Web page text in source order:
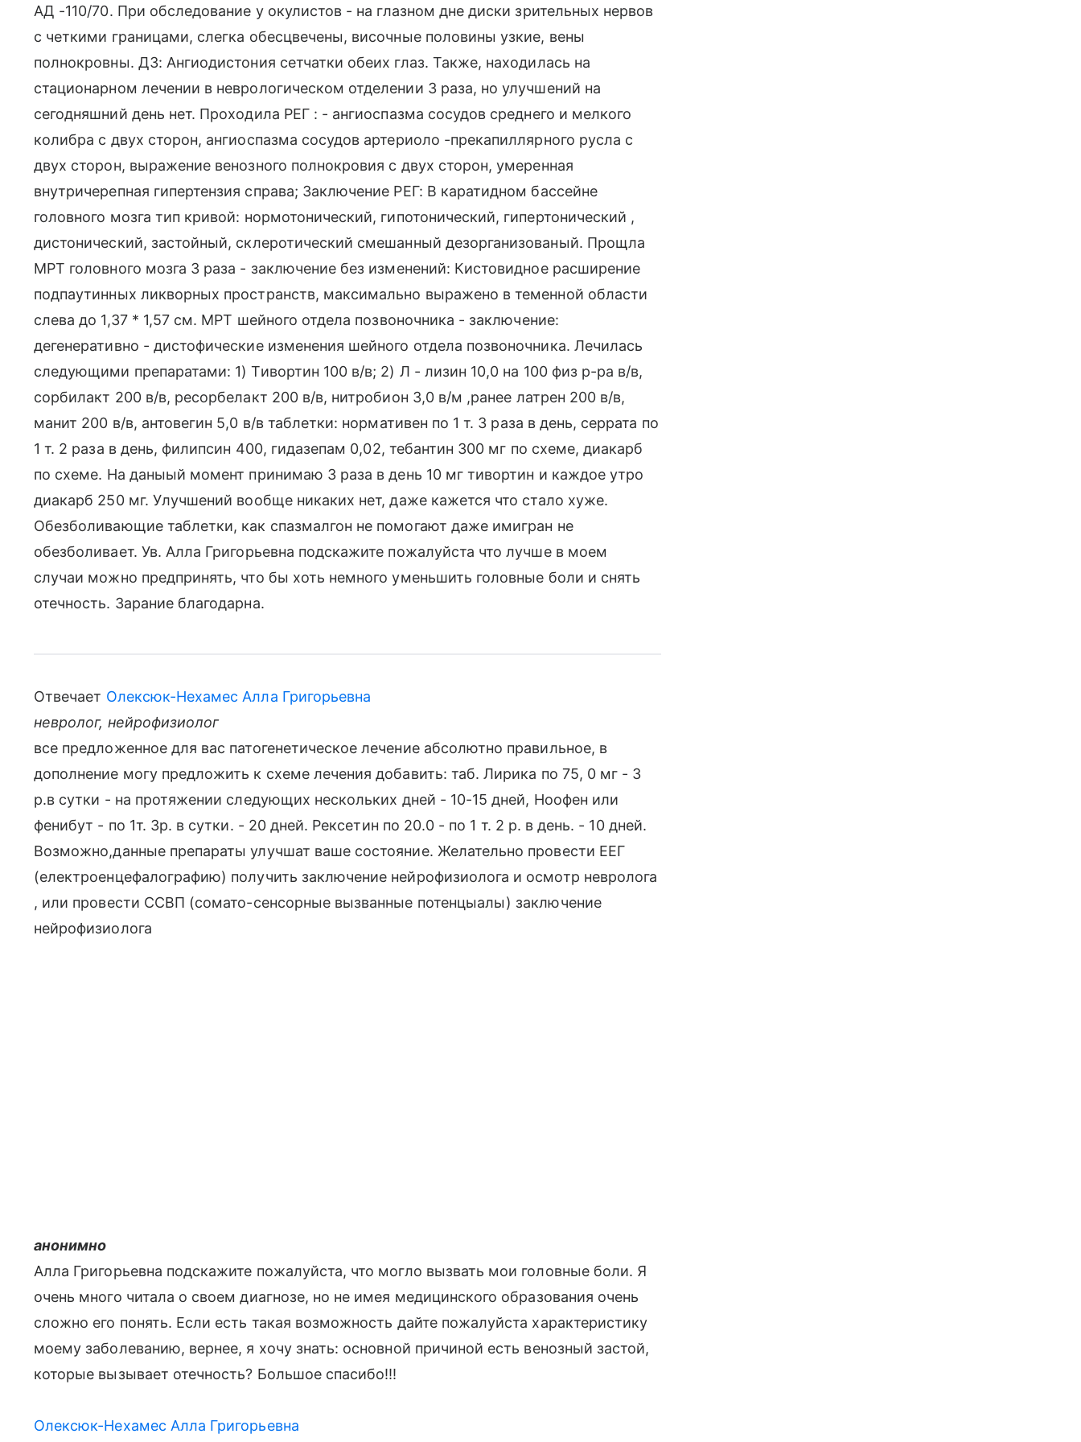
АД -110/70. При обследование у окулистов - на глазном дне диски зрительных нервов
с четкими границами, слегка обесцвечены, височные половины узкие, вены
полнокровны. ДЗ: Ангиодистония сетчатки обеих глаз. Также, находилась на
стационарном лечении в неврологическом отделении 3 раза, но улучшений на
сегодняшний день нет. Проходила РЕГ : - ангиоспазма сосудов среднего и мелкого
колибра с двух сторон, ангиоспазма сосудов артериоло -прекапиллярного русла с
двух сторон, выражение венозного полнокровия с двух сторон, умеренная
внутричерепная гипертензия справа; Заключение РЕГ: В каратидном бассейне
головного мозга тип кривой: нормотонический, гипотонический, гипертонический ,
дистонический, застойный, склеротический смешанный дезорганизованый. Прощла
МРТ головного мозга 3 раза - заключение без изменений: Кистовидное расширение
подпаутинных ликворных пространств, максимально выражено в теменной области
слева до 1,37 * 1,57 см. МРТ шейного отдела позвоночника - заключение:
дегенеративно - дистофические изменения шейного отдела позвоночника. Лечилась
следующими препаратами: 1) Тивортин 100 в/в; 2) Л - лизин 10,0 на 100 физ р-ра в/в,
сорбилакт 200 в/в, ресорбелакт 200 в/в, нитробион 3,0 в/м ,ранее латрен 200 в/в,
манит 200 в/в, антовегин 5,0 в/в таблетки: нормативен по 1 т. 3 раза в день, серрата по
1 т. 2 раза в день, филипсин 400, гидазепам 0,02, тебантин 300 мг по схеме, диакарб
по схеме. На даныый момент принимаю 3 раза в день 10 мг тивортин и каждое утро
диакарб 250 мг. Улучшений вообще никаких нет, даже кажется что стало хуже.
Обезболивающие таблетки, как спазмалгон не помогают даже имигран не
обезболивает. Ув. Алла Григорьевна подскажите пожалуйста что лучше в моем
случаи можно предпринять, что бы хоть немного уменьшить головные боли и снять
отечность. Зарание благодарна.
Отвечает Олексюк-Нехамес Алла Григорьевна
невролог, нейрофизиолог
все предложенное для вас патогенетическое лечение абсолютно правильное, в
дополнение могу предложить к схеме лечения добавить: таб. Лирика по 75, 0 мг - 3
р.в сутки - на протяжении следующих нескольких дней - 10-15 дней, Ноофен или
фенибут - по 1т. 3р. в сутки. - 20 дней. Рексетин по 20.0 - по 1 т. 2 р. в день. - 10 дней.
Возможно,данные препараты улучшат ваше состояние. Желательно провести ЕЕГ
(електроенцефалографию) получить заключение нейрофизиолога и осмотр невролога
, или провести ССВП (сомато-сенсорные вызванные потенцыалы) заключение
нейрофизиолога
анонимно
Алла Григорьевна подскажите пожалуйста, что могло вызвать мои головные боли. Я
очень много читала о своем диагнозе, но не имея медицинского образования очень
сложно его понять. Если есть такая возможность дайте пожалуйста характеристику
моему заболеванию, вернее, я хочу знать: основной причиной есть венозный застой,
которые вызывает отечность? Большое спасибо!!!
Олексюк-Нехамес Алла Григорьевна